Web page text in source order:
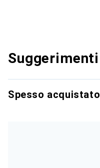
Suggerimenti
Spesso